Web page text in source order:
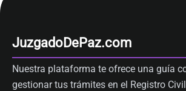
JuzgadoDePaz.com
Nuestra plataforma te ofrece una guía
gestionar tus trámites en el Registro